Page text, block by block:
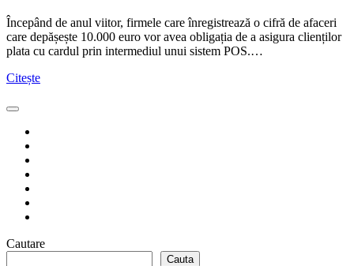
Începând de anul viitor, firmele care înregistrează o cifră de afaceri
care depășește 10.000 euro vor avea obligația de a asigura clienților
plata cu cardul prin intermediul unui sistem POS.…
Citește
Cautare
Cauta